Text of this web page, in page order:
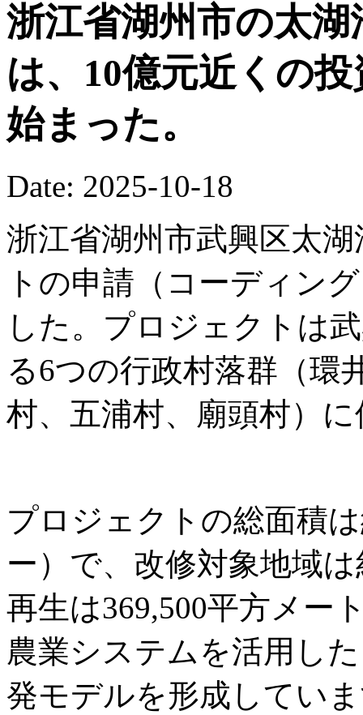
浙江省湖州市の太
は、10億元近くの
始まった。
Date: 2025-10-18
浙江省湖州市武興区太
トの申請（コーディン
した。プロジェクトは
る6つの行政村落群（環
村、五浦村、廟頭村）
プロジェクトの総面積
ー）で、改修対象地域
再生は369,500平方メー
農業システムを活用し
発モデルを形成してい